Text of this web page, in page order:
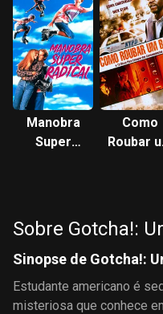
Manobra
Super
Como
Roubar
Sobre Gotcha!:
Sinopse de Gotcha!:
Estudante americano é
misteriosa que conhece